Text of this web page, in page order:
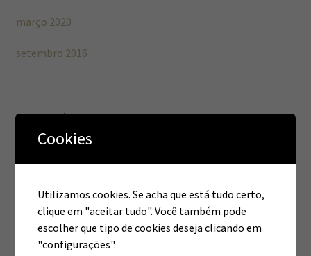
março 2020
setembro 2016
Categorias
Estética
Fisioterapia
Novidade
Cookies
Utilizamos cookies. Se acha que está tudo certo,
clique em "aceitar tudo". Você também pode
escolher que tipo de cookies deseja clicando em
"configurações".